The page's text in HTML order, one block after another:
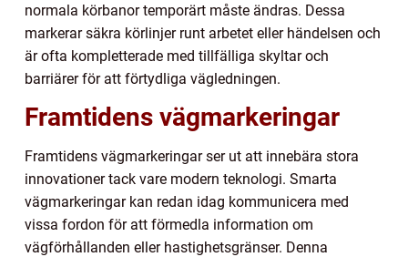
normala körbanor temporärt måste ändras. Dessa
markerar säkra körlinjer runt arbetet eller händelsen och
är ofta kompletterade med tillfälliga skyltar och
barriärer för att förtydliga vägledningen.
Framtidens vägmarkeringar
Framtidens vägmarkeringar ser ut att innebära stora
innovationer tack vare modern teknologi. Smarta
vägmarkeringar kan redan idag kommunicera med
vissa fordon för att förmedla information om
vägförhållanden eller hastighetsgränser. Denna